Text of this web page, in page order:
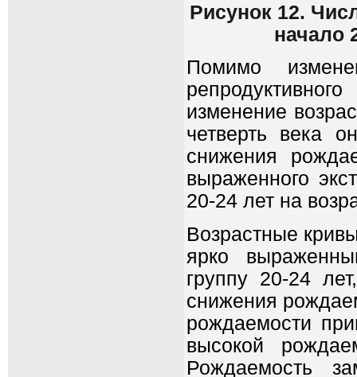
Рисунок 12.
начало
Помимо
изменение
четверть века
снижения
выраженного
20-24 лет на
Возрастные
ярко
группу 20-24
снижения
рождаемости
высокой
Рождаемость